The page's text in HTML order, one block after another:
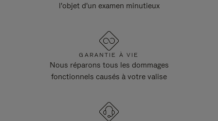
l'objet d'un examen minutieux
GARANTIE À VIE
Nous réparons tous les dommages
fonctionnels causés à votre valise